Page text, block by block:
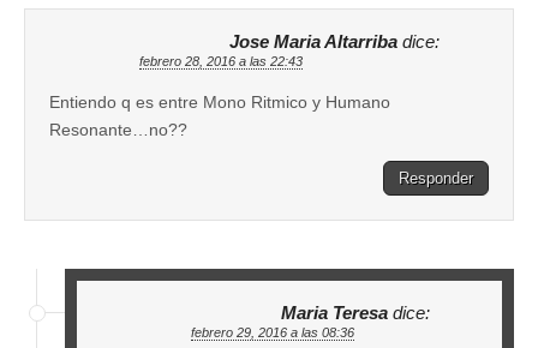
Jose Maria Altarriba dice:
febrero 28, 2016 a las 22:43
Entiendo q es entre Mono Ritmico y Humano
Resonante…no??
Responder
Maria Teresa dice:
febrero 29, 2016 a las 08:36